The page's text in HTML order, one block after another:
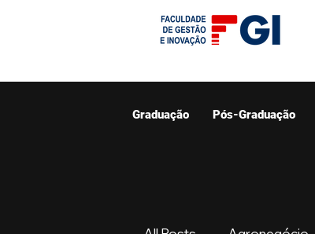
Graduação Pós-Graduação